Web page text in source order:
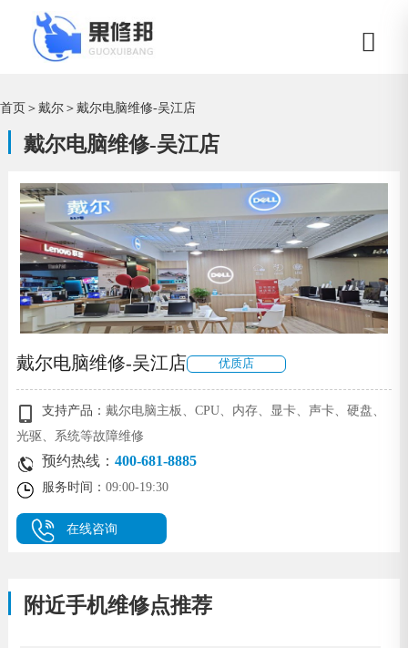
首页＞戴尔＞戴尔电脑维修-吴江店
戴尔电脑维修-吴江店
戴尔电脑维修-吴江店 优质店
支持产品：戴尔电脑主板、CPU、内存、显卡、声卡、硬盘、
光驱、系统等故障维修
预约热线：400-681-8885
服务时间：09:00-19:30
在线咨询
附近手机维修点推荐